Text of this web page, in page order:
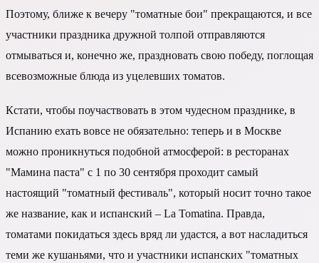
Поэтому, ближе к вечеру "томатные бои" прекращаются, и все
участники праздника дружной толпой отправляются
отмываться и, конечно же, праздновать свою победу, поглощая
всевозможные блюда из уцелевших томатов.
Кстати, чтобы поучаствовать в этом чудесном празднике, в
Испанию ехать вовсе не обязательно: теперь и в Москве
можно проникнуться подобной атмосферой: в ресторанах
"Мамина паста" с 1 по 30 сентября проходит самый
настоящий "томатный фестиваль", который носит точно такое
же название, как и испанский – La Tomatina. Правда,
томатами покидаться здесь вряд ли удастся, а вот насладиться
теми же кушаньями, что и участники испанских "томатных